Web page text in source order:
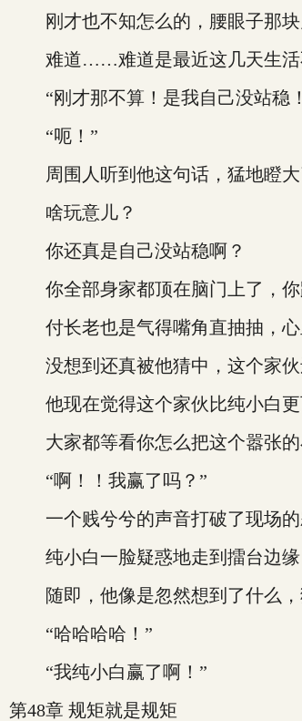
刚才也不知怎么的，腰眼子那块
难道……难道是最近这几天生活
“刚才那不算！是我自己没站稳！
“呃！”
周围人听到他这句话，猛地瞪大
啥玩意儿？
你还真是自己没站稳啊？
你全部身家都顶在脑门上了，你
付长老也是气得嘴角直抽抽，心
没想到还真被他猜中，这个家伙
他现在觉得这个家伙比纯小白更
大家都等看你怎么把这个嚣张的
“啊！！我赢了吗？”
一个贱兮兮的声音打破了现场的
纯小白一脸疑惑地走到擂台边缘
随即，他像是忽然想到了什么，
“哈哈哈哈！”
“我纯小白赢了啊！”
第48章 规矩就是规矩